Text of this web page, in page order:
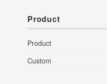
Product
Product
Custom